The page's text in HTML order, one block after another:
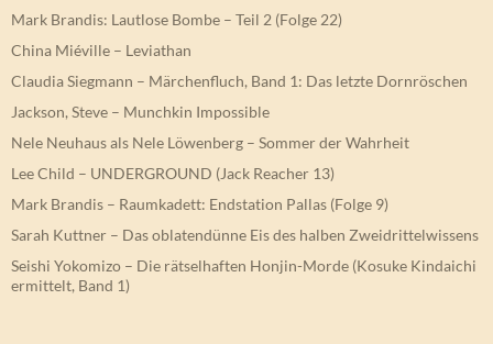
Mark Brandis: Lautlose Bombe – Teil 2 (Folge 22)
China Miéville – Leviathan
Claudia Siegmann – Märchenfluch, Band 1: Das letzte Dornröschen
Jackson, Steve – Munchkin Impossible
Nele Neuhaus als Nele Löwenberg – Sommer der Wahrheit
Lee Child – UNDERGROUND (Jack Reacher 13)
Mark Brandis – Raumkadett: Endstation Pallas (Folge 9)
Sarah Kuttner – Das oblatendünne Eis des halben Zweidrittelwissens
Seishi Yokomizo – Die rätselhaften Honjin-Morde (Kosuke Kindaichi
ermittelt, Band 1)